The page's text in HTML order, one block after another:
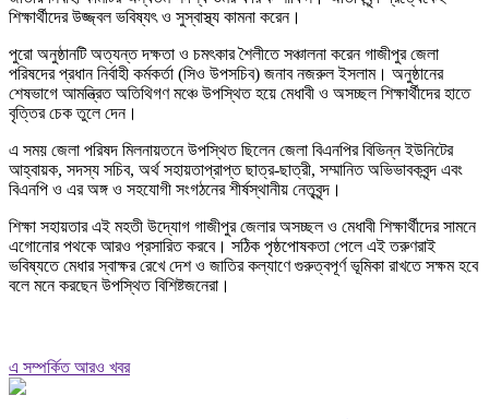
শিক্ষার্থীদের উজ্জ্বল ভবিষ্যৎ ও সুস্বাস্থ্য কামনা করেন।
পুরো অনুষ্ঠানটি অত্যন্ত দক্ষতা ও চমৎকার শৈলীতে সঞ্চালনা করেন গাজীপুর জেলা
পরিষদের প্রধান নির্বাহী কর্মকর্তা (সিও উপসচিব) জনাব নজরুল ইসলাম। অনুষ্ঠানের
শেষভাগে আমন্ত্রিত অতিথিগণ মঞ্চে উপস্থিত হয়ে মেধাবী ও অসচ্ছল শিক্ষার্থীদের হাতে
বৃত্তির চেক তুলে দেন।
এ সময় জেলা পরিষদ মিলনায়তনে উপস্থিত ছিলেন জেলা বিএনপির বিভিন্ন ইউনিটের
আহ্বায়ক, সদস্য সচিব, অর্থ সহায়তাপ্রাপ্ত ছাত্র-ছাত্রী, সম্মানিত অভিভাবকবৃন্দ এবং
বিএনপি ও এর অঙ্গ ও সহযোগী সংগঠনের শীর্ষস্থানীয় নেতৃবৃন্দ।
শিক্ষা সহায়তার এই মহতী উদ্যোগ গাজীপুর জেলার অসচ্ছল ও মেধাবী শিক্ষার্থীদের সামনে
এগোনোর পথকে আরও প্রসারিত করবে। সঠিক পৃষ্ঠপোষকতা পেলে এই তরুণরাই
ভবিষ্যতে মেধার স্বাক্ষর রেখে দেশ ও জাতির কল্যাণে গুরুত্বপূর্ণ ভূমিকা রাখতে সক্ষম হবে
বলে মনে করছেন উপস্থিত বিশিষ্টজনেরা।
এ সম্পর্কিত আরও খবর